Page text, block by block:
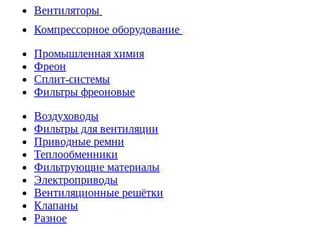
Вентиляторы
Компрессорное оборудование
Промышленная химия
Фреон
Сплит-системы
Фильтры фреоновые
Воздуховоды
Фильтры для вентиляции
Приводные ремни
Теплообменники
Фильтрующие материалы
Электроприводы
Вентиляционные решётки
Клапаны
Разное